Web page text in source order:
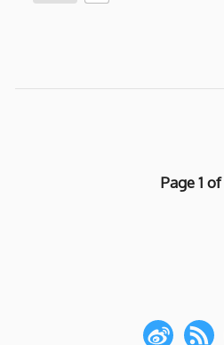
Page 1 of